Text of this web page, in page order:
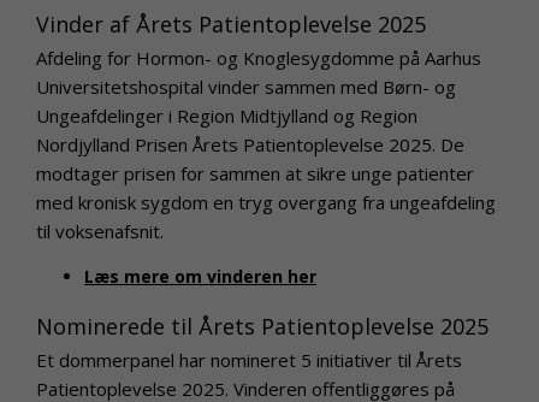
Vinder af Årets Patientoplevelse 2025
Afdeling for Hormon- og Knoglesygdomme på Aarhus
Universitetshospital vinder sammen med Børn- og
Ungeafdelinger i Region Midtjylland og Region
Nordjylland Prisen Årets Patientoplevelse 2025. De
modtager prisen for sammen at sikre unge patienter
med kronisk sygdom en tryg overgang fra ungeafdeling
til voksenafsnit.
Læs mere om vinderen her
Nominerede til Årets Patientoplevelse 2025
Et dommerpanel har nomineret 5 initiativer til Årets
Patientoplevelse 2025. Vinderen offentliggøres på